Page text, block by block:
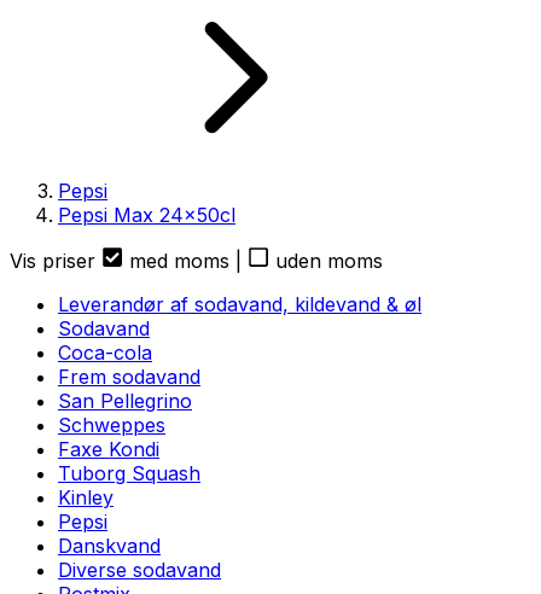
Pepsi
Pepsi Max 24x50cl
Vis priser
med moms
uden moms
Leverandør af sodavand, kildevand & øl
Sodavand
Coca-cola
Frem sodavand
San Pellegrino
Schweppes
Faxe Kondi
Tuborg Squash
Kinley
Pepsi
Danskvand
Diverse sodavand